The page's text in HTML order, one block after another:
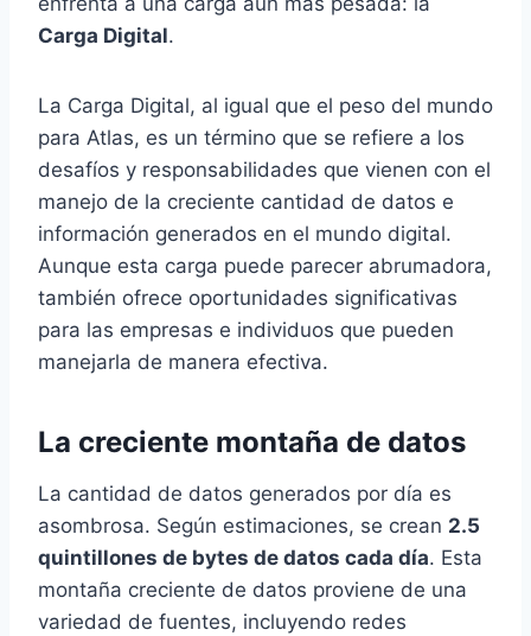
Carga Digital.
La Carga Digital, al igual que el peso del mundo
para Atlas, es un término que se refiere a los
desafíos y responsabilidades que vienen con el
manejo de la creciente cantidad de datos e
información generados en el mundo digital.
Aunque esta carga puede parecer abrumadora,
también ofrece oportunidades significativas
para las empresas e individuos que pueden
manejarla de manera efectiva.
La creciente montaña de datos
La cantidad de datos generados por día es
asombrosa. Según estimaciones, se crean 2.5
quintillones de bytes de datos cada día. Esta
montaña creciente de datos proviene de una
variedad de fuentes, incluyendo redes